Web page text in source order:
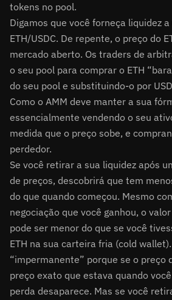
tokens no pool.
Digamos que você forneça liquidez
ETH/USDC. De repente, o preço do
mercado aberto. Os traders de
o seu pool para comprar o ETH
do seu pool e substituindo-o por
Como o AMM deve manter a sua
essencialmente vendendo o seu
medida que o preço sobe, e
perdedor.
Se você retirar a sua liquidez após
de preços, descobrirá que tem
do que quando começou. Mesmo
negociação que você ganhou, o
pode ser menor do que se você
ETH na sua carteira fria (cold
“impermanente” porque se o preço
preço exato que estava quando
perda desaparece. Mas se você